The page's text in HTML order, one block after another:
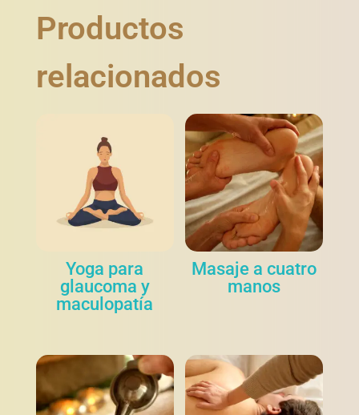
Productos
relacionados
Yoga para
glaucoma y
maculopatía
Masaje a cuatro
manos